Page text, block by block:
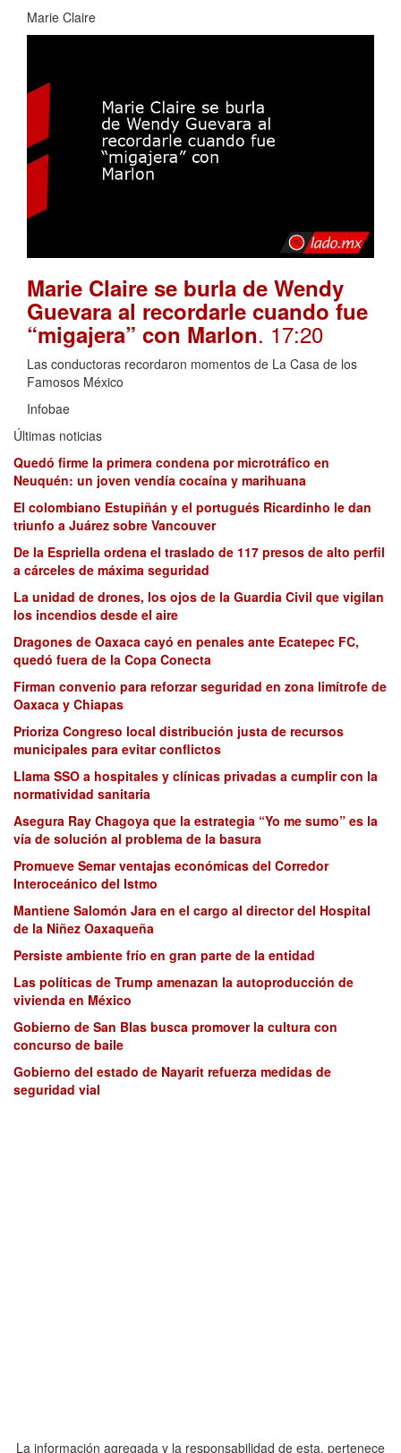
Marie Claire
Marie Claire se burla de Wendy
Guevara al recordarle cuando fue
“migajera” con Marlon. 17:20
Las conductoras recordaron momentos de La Casa de los
Famosos México
Infobae
Últimas noticias
Quedó firme la primera condena por microtráfico en
Neuquén: un joven vendía cocaína y marihuana
El colombiano Estupiñán y el portugués Ricardinho le dan
triunfo a Juárez sobre Vancouver
De la Espriella ordena el traslado de 117 presos de alto perfil
a cárceles de máxima seguridad
La unidad de drones, los ojos de la Guardia Civil que vigilan
los incendios desde el aire
Dragones de Oaxaca cayó en penales ante Ecatepec FC,
quedó fuera de la Copa Conecta
Firman convenio para reforzar seguridad en zona limítrofe de
Oaxaca y Chiapas
Prioriza Congreso local distribución justa de recursos
municipales para evitar conflictos
Llama SSO a hospitales y clínicas privadas a cumplir con la
normatividad sanitaria
Asegura Ray Chagoya que la estrategia “Yo me sumo” es la
vía de solución al problema de la basura
Promueve Semar ventajas económicas del Corredor
Interoceánico del Istmo
Mantiene Salomón Jara en el cargo al director del Hospital
de la Niñez Oaxaqueña
Persiste ambiente frío en gran parte de la entidad
Las políticas de Trump amenazan la autoproducción de
vivienda en México
Gobierno de San Blas busca promover la cultura con
concurso de baile
Gobierno del estado de Nayarit refuerza medidas de
seguridad vial
La información agregada y la responsabilidad de esta, pertenece